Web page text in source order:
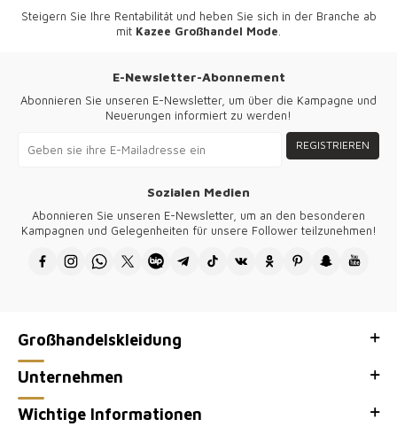
Steigern Sie Ihre Rentabilität und heben Sie sich in der Branche ab
mit Kazee Großhandel Mode
E-Newsletter-Abonnement
Abonnieren Sie unseren E-Newsletter, um über die Kampagne und
Neuerungen informiert zu werden!
REGISTRIEREN
Sozialen Medien
Abonnieren Sie unseren E-Newsletter, um an den besonderen
Kampagnen und Gelegenheiten für unsere Follower teilzunehmen!
Großhandelskleidung
Unternehmen
Wichtige Informationen